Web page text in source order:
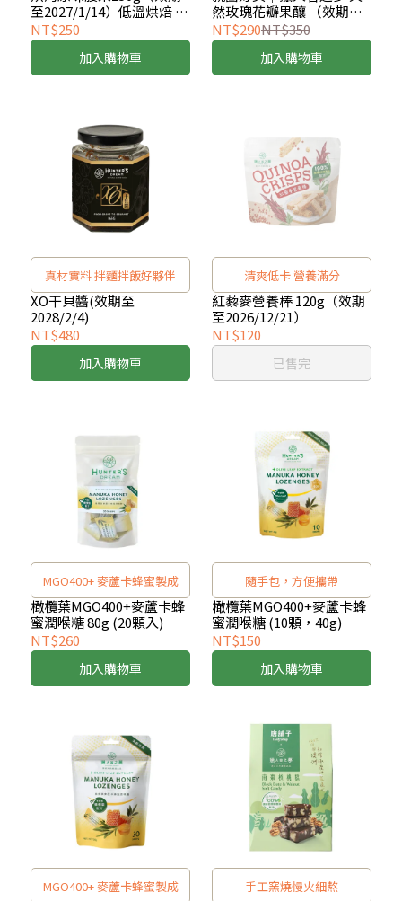
至2027/1/14）低溫烘焙 無
添加堅果
NT$250
加入購物車
然玫瑰花瓣果釀 （效期
2026/10/7）
NT$290NT$350
加入購物車
真材實料 拌麵拌飯好夥伴
XO干貝醬(效期至
2028/2/4)
NT$480
加入購物車
清爽低卡 營養滿分
紅藜麥營養棒 120g（效期
至2026/12/21）
NT$120
已售完
MGO400+ 麥蘆卡蜂蜜製成
橄欖葉MGO400+麥蘆卡蜂
蜜潤喉糖 80g (20顆入)
NT$260
加入購物車
隨手包，方便攜帶
橄欖葉MGO400+麥蘆卡蜂
蜜潤喉糖 (10顆，40g)
NT$150
加入購物車
MGO400+ 麥蘆卡蜂蜜製成 手工窯燒慢火細熬